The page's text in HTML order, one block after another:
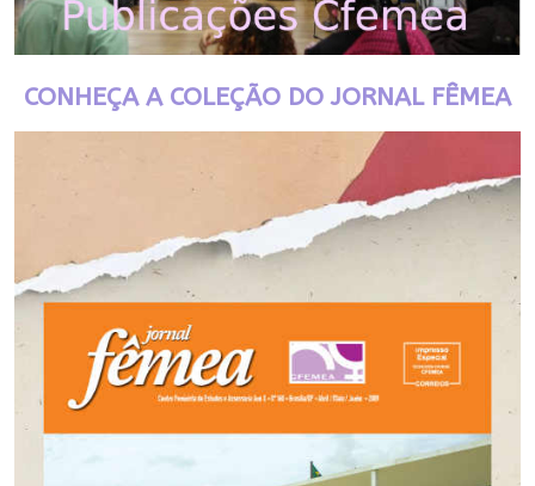
CONHEÇA A COLEÇÃO DO JORNAL FÊMEA